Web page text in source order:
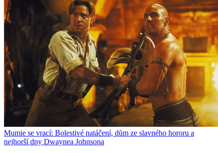
Mumie se vrací: Bolestivé natáčení, dům ze slavného hororu a
nejhorší dny Dwaynea Johnsona